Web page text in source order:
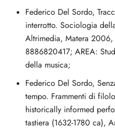
Federico Del Sordo,
interrotto. Sociologia
Altrimedia, Matera
8886820417; AREA:
della musica;
Federico Del Sordo,
tempo. Frammenti di
historically informed
tastiera (1632-1780 ca),